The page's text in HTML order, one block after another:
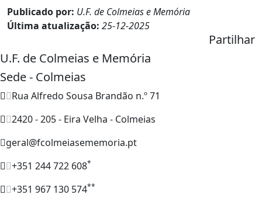
Publicado por: U.F. de Colmeias e Memória
Última atualização: 25-12-2025
Partilhar
U.F. de Colmeias e Memória
Sede - Colmeias
Rua Alfredo Sousa Brandão n.º 71
2420 - 205 - Eira Velha - Colmeias
geral@fcolmeiasememoria.pt
+351 244 722 608*
+351 967 130 574**